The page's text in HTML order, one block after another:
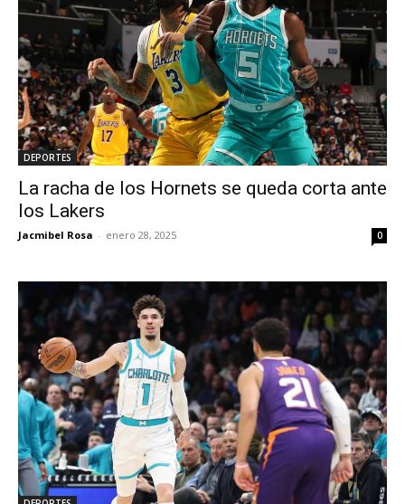
DEPORTES
La racha de los Hornets se queda corta ante
los Lakers
Jacmibel Rosa - enero 28, 2025 0